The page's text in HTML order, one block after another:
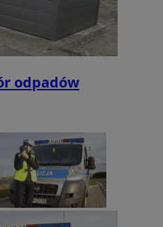
odpadów